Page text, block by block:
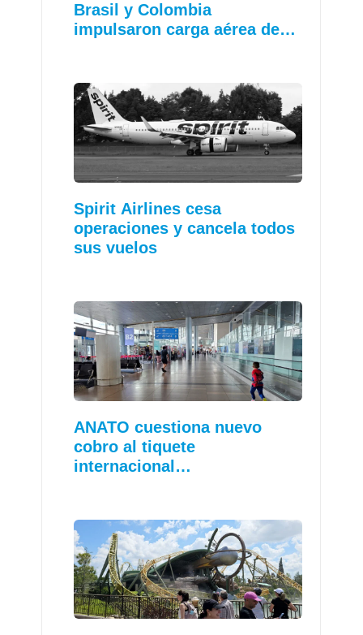
Brasil y Colombia
impulsaron carga aérea de…
Spirit Airlines cesa
operaciones y cancela todos
sus vuelos
ANATO cuestiona nuevo
cobro al tiquete
internacional…